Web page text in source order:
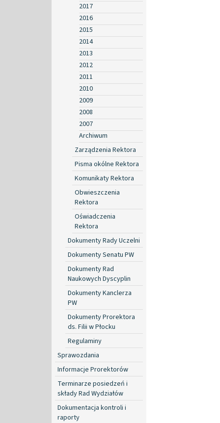
2017
2016
2015
2014
2013
2012
2011
2010
2009
2008
2007
Archiwum
Zarządzenia Rektora
Pisma okólne Rektora
Komunikaty Rektora
Obwieszczenia
Rektora
Oświadczenia
Rektora
Dokumenty Rady Uczelni
Dokumenty Senatu PW
Dokumenty Rad
Naukowych Dyscyplin
Dokumenty Kanclerza
PW
Dokumenty Prorektora
ds. Filii w Płocku
Regulaminy
Sprawozdania
Informacje Prorektorów
Terminarze posiedzeń i
składy Rad Wydziałów
Dokumentacja kontroli i
raporty